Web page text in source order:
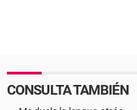
CONSULTA TAMBIÉN